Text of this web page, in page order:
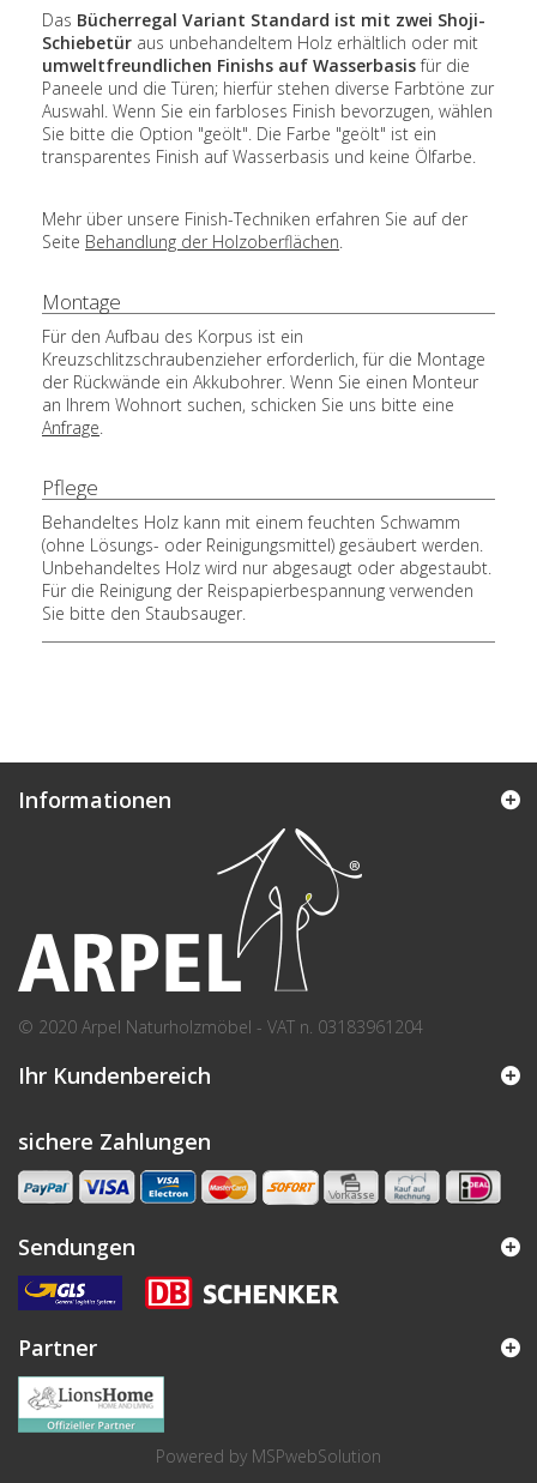
Das Bücherregal Variant Standard ist mit zwei Shoji-
Schiebetür aus unbehandeltem Holz erhältlich oder mit
umweltfreundlichen Finishs auf Wasserbasisfür die
Paneele und die Türen; hierfür stehen diverse Farbtöne zur
Auswahl. Wenn Sie ein farbloses Finish bevorzugen, wählen
Sie bitte die Option "geölt". Die Farbe "geölt" ist ein
transparentes Finish auf Wasserbasis und keine Ölfarbe.
Mehr über unsere Finish-Techniken erfahren Sie auf der
Seite Behandlung der Holzoberflächen
Montage
Für den Aufbau des Korpus ist ein
Kreuzschlitzschraubenzieher erforderlich, für die Montage
der Rückwände ein Akkubohrer. Wenn Sie einen Monteur
an Ihrem Wohnort suchen, schicken Sie uns bitte eine
Anfrage
Pflege
Behandeltes Holz kann mit einem feuchten Schwamm
(ohne Lösungs- oder Reinigungsmittel) gesäubert werden.
Unbehandeltes Holz wird nur abgesaugt oder abgestaubt.
Für die Reinigung der Reispapierbespannung verwenden
Sie bitte den Staubsauger.
Informationen
© 2020 Arpel Naturholzmöbel - VAT n. 03183961204
Ihr Kundenbereich
sichere Zahlungen
Sendungen
Partner
Powered by MSPwebSolution